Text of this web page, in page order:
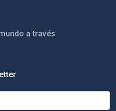
a través